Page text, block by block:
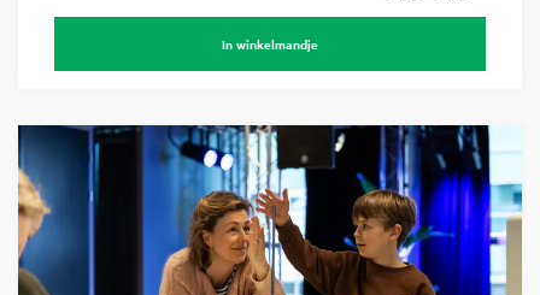
In winkelmandje